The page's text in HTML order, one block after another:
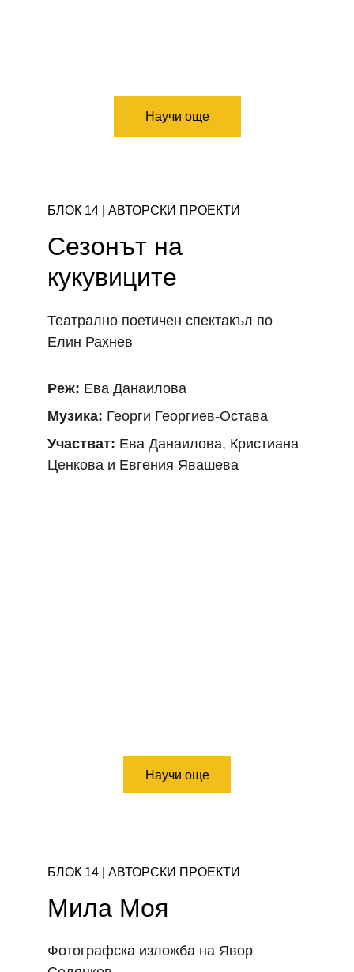
Научи още
БЛОК 14 | АВТОРСКИ ПРОЕКТИ
Сезонът на
кукувиците
Театрално поетичен спектакъл по
Елин Рахнев
Реж: Ева Данаилова
Музика: Георги Георгиев-Остава
Участват: Ева Данаилова, Кристиана
Ценкова и Евгения Явашева
Научи още
БЛОК 14 | АВТОРСКИ ПРОЕКТИ
Мила Моя
Фотографска изложба на Явор